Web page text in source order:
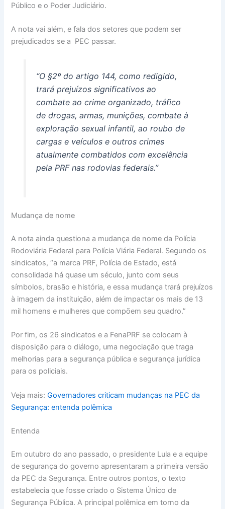
Público e o Poder Judiciário.
A nota vai além, e fala dos setores que podem ser
prejudicados se a PEC passar.
“O §2º do artigo 144, como redigido,
trará prejuízos significativos ao
combate ao crime organizado, tráfico
de drogas, armas, munições, combate à
exploração sexual infantil, ao roubo de
cargas e veículos e outros crimes
atualmente combatidos com excelência
pela PRF nas rodovias federais.”
Mudança de nome
A nota ainda questiona a mudança de nome da Polícia
Rodoviária Federal para Polícia Viária Federal. Segundo os
sindicatos, “a marca PRF, Polícia de Estado, está
consolidada há quase um século, junto com seus
símbolos, brasão e história, e essa mudança trará prejuízos
à imagem da instituição, além de impactar os mais de 13
mil homens e mulheres que compõem seu quadro.”
Por fim, os 26 sindicatos e a FenaPRF se colocam à
disposição para o diálogo, uma negociação que traga
melhorias para a segurança pública e segurança jurídica
para os policiais.
Veja mais:Governadores criticam mudanças na PEC da
Segurança: entenda polêmica
Entenda
Em outubro do ano passado, o presidente Lula e a equipe
de segurança do governo apresentaram a primeira versão
da PEC da Segurança. Entre outros pontos, o texto
estabelecia que fosse criado o Sistema Único de
Segurança Pública. A principal polêmica em torno da